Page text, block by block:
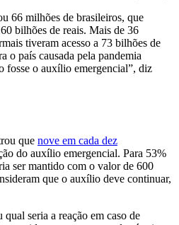
66 milhões de brasileiros, que
bilhões de reais. Mais de 36
tiveram acesso a 73 bilhões de
o país causada pela pandemia
fosse o auxílio emergencial”, diz
que nove em cada dez
do auxílio emergencial. Para 53%
ser mantido com o valor de 600
que o auxílio deve continuar,
seria a reação em caso de